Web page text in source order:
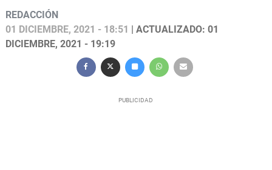
REDACCIÓN
01 DICIEMBRE, 2021 - 18:51
| ACTUALIZADO: 01
DICIEMBRE, 2021 - 19:19